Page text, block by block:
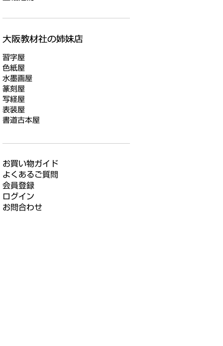
習字屋
色紙屋
水墨画屋
篆刻屋
写経屋
表装屋
書道古本屋
お買い物ガイド
よくあるご質問
会員登録
ログイン
お問合わせ